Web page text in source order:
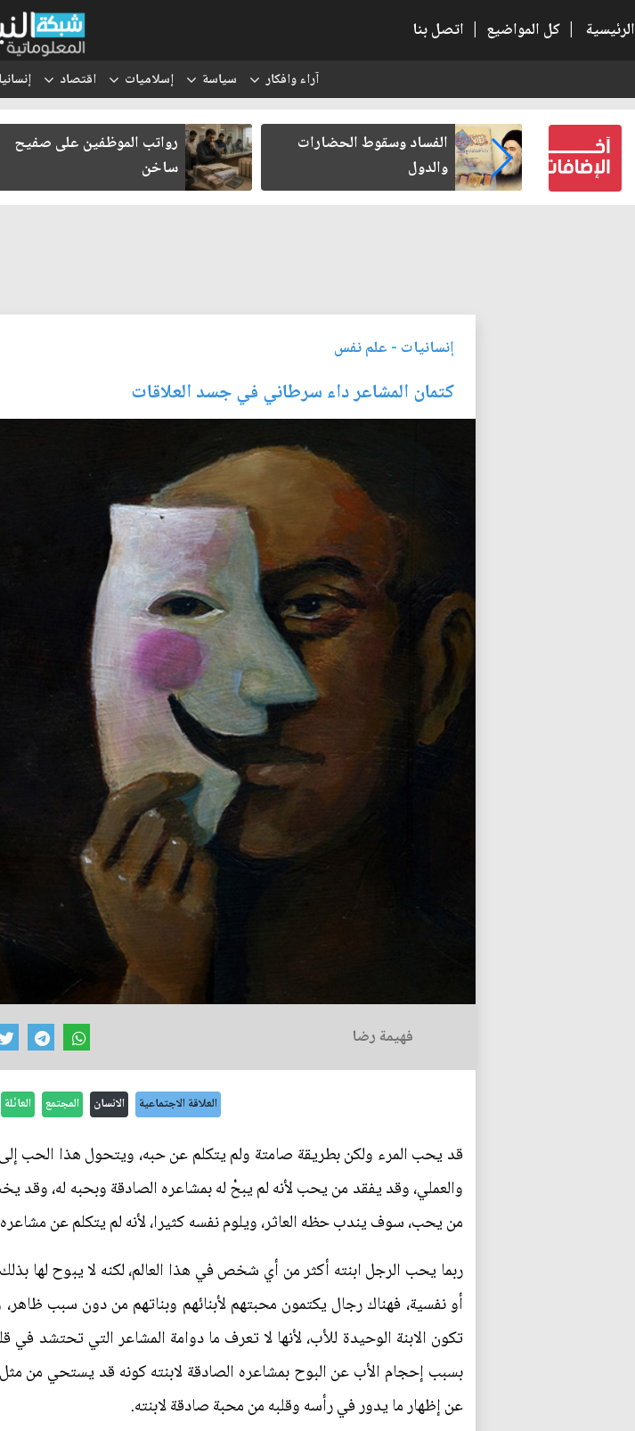
الرئيسية | كل المواضيع | اتصل بنا
آراء وافكار سياسة إسلاميات اقتصاد
كتب لنفسه
الفساد وسقوط الحضارات
والدول
رواتب الموظفين على صفيح
ساخن
إنسانيات - علم نفس
كتمان المشاعر داء سرطاني في جسد العلاقات
فهيمة رضا
العلاقة الاجتماعية الانسان المجتمع العائلة
قد يحب المرء ولكن بطريقة صامتة ولم يتكلم عن حبه، ويتحول هذا الحب
والعملي، وقد يفقد من يحب لأنه لم يبحْ له بمشاعره الصادقة وبحبه له، وقد
من يحب، سوف يندب حظه العاثر، ويلوم نفسه كثيرا، لأنه لم يتكلم عن
ربما يحب الرجل ابنته أكثر من أي شخص في هذا العالم، لكنه لا يبوح لها
أو نفسية، فهناك رجال يكتمون محبتهم لأبنائهم وبناتهم من دون سبب ظاهر،
تكون الابنة الوحيدة للأب، لأنها لا تعرف ما دوامة المشاعر التي تحتشد في
بسبب إحجام الأب عن البوح بمشاعره الصادقة لابنته كونه قد يستحي من
عن إظهار ما يدور في رأسه وقلبه من محبة صادقة لابنته.